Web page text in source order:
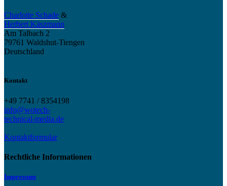
Charlotte Schade &
Herbert Käszmann
Am Talbach 2
79761 Waldshut-Tiengen
Deutschland
Kontakt
+49 7741 / 8354198
info@wotech-
technical-media.de
Kontaktformular
Rechtliche Informationen
Impressum